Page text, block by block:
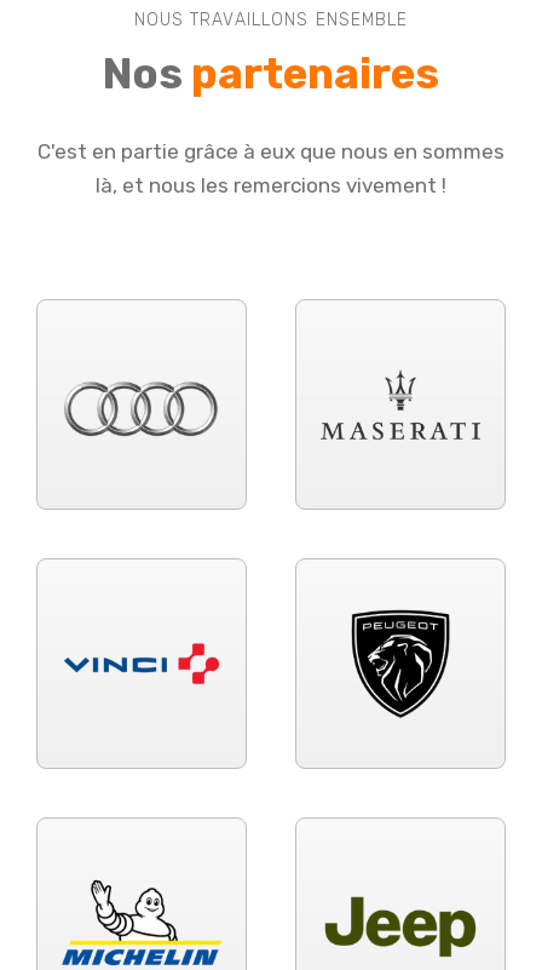
NOUS TRAVAILLONS ENSEMBLE
Nos partenaires
C'est en partie grâce à eux que nous en sommes
là, et nous les remercions vivement !